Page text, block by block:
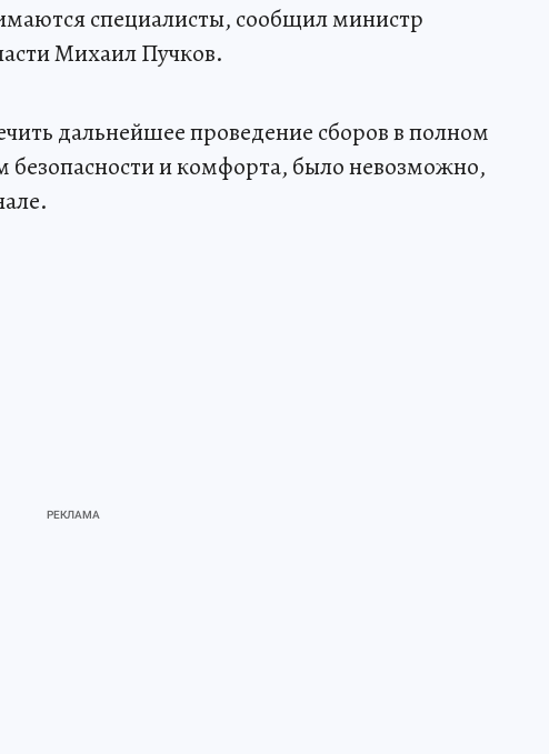
специалисты, сообщил министр
Михаил Пучков.
дальнейшее проведение сборов в полном
безопасности и комфорта, было невозможно,